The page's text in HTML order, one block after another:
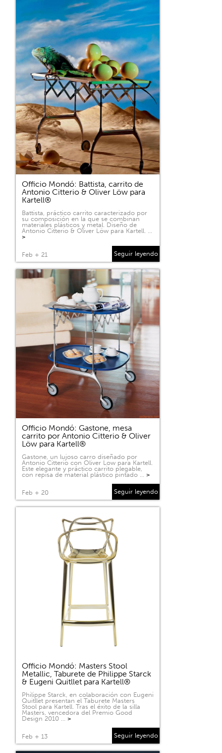
Officio Mondó: Battista, carrito de
Antonio Citterio & Oliver Löw para
Kartell®
Battista, práctico carrito caracterizado por
su composición en la que se combinan
materiales plásticos y metal. Diseño de
Antonio Citterio & Oliver Löw para Kartell. …
>
Feb + 21 Seguir leyendo
Officio Mondó: Gastone, mesa
carrito por Antonio Citterio & Oliver
Löw para Kartell®
Gastone, un lujoso carro diseñado por
Antonio Citterio con Oliver Low para Kartell.
Este elegante y práctico carrito plegable,
con repisa de material plástico pintado … >
Feb + 20 Seguir leyendo
Officio Mondó: Masters Stool
Metallic, Taburete de Philippe Starck
& Eugeni Quitllet para Kartell®
Philippe Starck, en colaboración con Eugeni
Quitllet presentan el Taburete Masters
Stool para Kartell. Tras el éxito de la silla
Masters, vencedora del Premio Good
Design 2010 … >
Feb + 13 Seguir leyendo